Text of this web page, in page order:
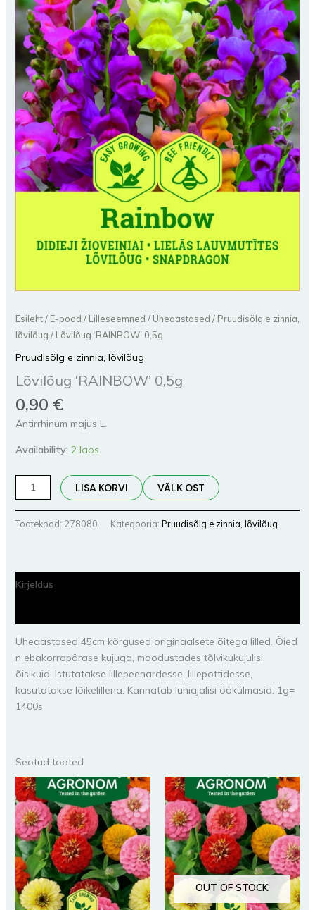
Esileht/ E-pood / Lilleseemned / Üheaastased / Pruudisõlg e zinnia,
lõvilõug / Lõvilõug ‘RAINBOW’ 0,5g
Pruudisõlg e zinnia, lõvilõug
Lõvilõug ‘RAINBOW’ 0,5g
0,90 €
Antirrhinum majus L.
Availability: 2 laos
LISA KORVI VÄLK OST
Tootekood: 278080 Kategooria: Pruudisõlg e zinnia, lõvilõug
Kirjeldus
Üheaastased 45cm kõrgused originaalsete õitega lilled. Õied
n ebakorrapärase kujuga, moodustades tõlvikukujulisi
õisikuid. Istutatakse lillepeenardesse, lillepottidesse,
kasutatakse lõikelillena. Kannatab lühiajalisi öökülmasid. 1g=
1400s
Seotud tooted
OUT OF STOCK